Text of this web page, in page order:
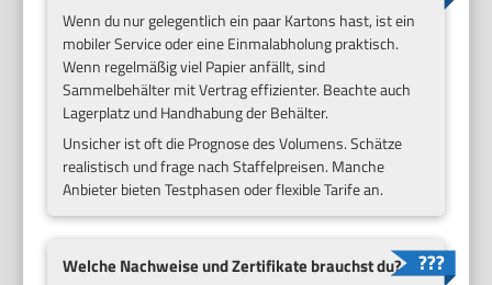
Wenn du nur gelegentlich ein paar Kartons hast, ist ein
mobiler Service oder eine Einmalabholung praktisch.
Wenn regelmäßig viel Papier anfällt, sind
Sammelbehälter mit Vertrag effizienter. Beachte auch
Lagerplatz und Handhabung der Behälter.
Unsicher ist oft die Prognose des Volumens. Schätze
realistisch und frage nach Staffelpreisen. Manche
Anbieter bieten Testphasen oder flexible Tarife an.
Welche Nachweise und Zertifikate brauchst du?